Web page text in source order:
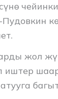
жол
иштер